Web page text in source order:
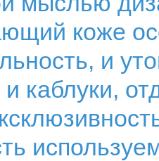
коже
и
каблуки,